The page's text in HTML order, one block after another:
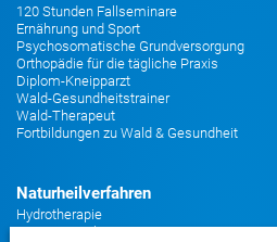
120 Stunden Fallseminare
Ernährung und Sport
Psychosomatische Grundversorgung
Orthopädie für die tägliche Praxis
Diplom-Kneipparzt
Wald-Gesundheitstrainer
Wald-Therapeut
Fortbildungen zu Wald & Gesundheit
Naturheilverfahren
Hydrotherapie
Bewegungstherapie